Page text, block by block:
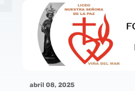
abril 08, 2025